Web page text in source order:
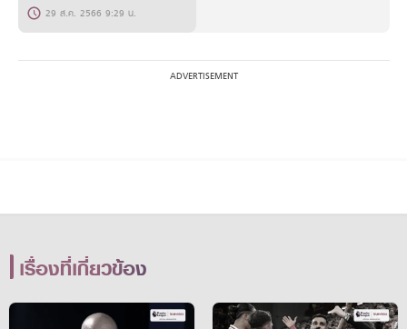
29 ส.ค. 2566 9:29 น.
เรื่องที่เกี่ยวข้อง